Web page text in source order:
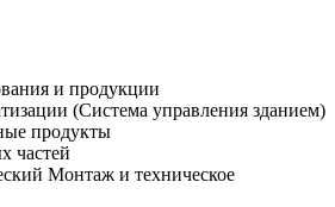
и продукции
(Система управления зданием)
продукты
частей
Монтаж и техническое